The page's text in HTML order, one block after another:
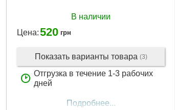
В наличии
Цена:520 грн
Показать варианты товара (3)
Отгрузка в течение 1-3 рабочих
дней
Подробнее...